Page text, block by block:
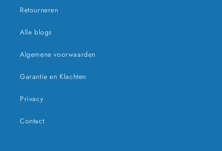
Retourneren
Alle blogs
Algemene voorwaarden
Garantie en Klachten
Privacy
Contact